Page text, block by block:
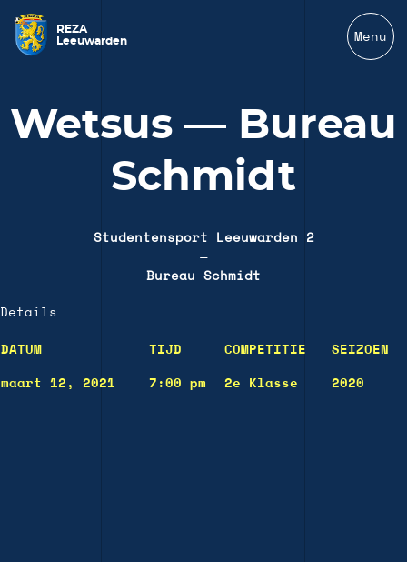
REZA
Leeuwarden
Menu
Wetsus — Bureau
Schmidt
Studentensport Leeuwarden 2
—
Bureau Schmidt
Details
DATUM TIJD COMPETITIE SEIZOEN
maart 12, 2021 7:00 pm 2e Klasse 2020